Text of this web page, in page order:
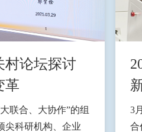
村论坛探讨
革
联合、大协作”的组
尖科研机构、企业
3
合